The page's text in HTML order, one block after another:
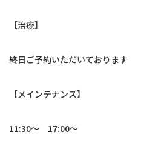
お知らせ
交通アクセス
お問い合わせ
【治療】
終日ご予約いただいております
【メインテナンス】
11:30〜 17:00〜